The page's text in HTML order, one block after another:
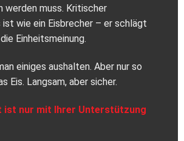
werden muss. Kritischer
ist wie ein Eisbrecher – er schlägt
Einheitsmeinung.
einiges aushalten. Aber nur so
Eis. Langsam, aber sicher.
ist nur mit Ihrer Unterstützung